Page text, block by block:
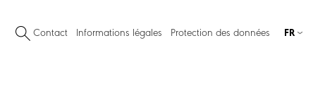
Contact Informations légales Protection des données FR